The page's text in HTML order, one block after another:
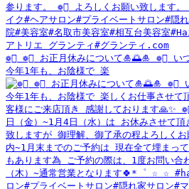
❁⃘ ❁⃘ お正月休みについて🎍🌅🎍 ❁⃘ いつ
今年1年も、お陰様で 楽